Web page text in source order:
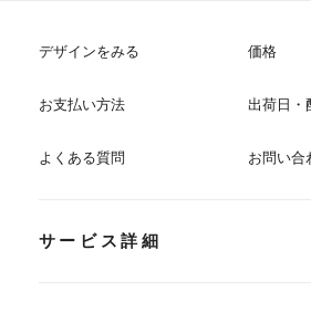
デザインをみる 価格
お支払い方法 出荷日・
よくある質問 お問い合
サービス詳細